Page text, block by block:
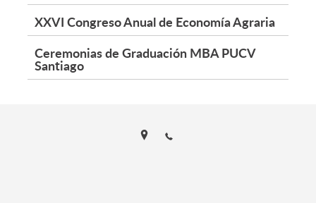
XXVI Congreso Anual de Economía Agraria
Ceremonias de Graduación MBA PUCV
Santiago